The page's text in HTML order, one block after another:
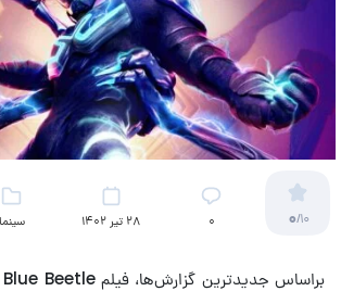
0/10 ۰ 28 تیر 1402 سینما